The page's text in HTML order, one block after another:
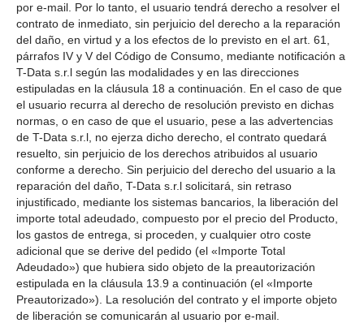
por e-mail. Por lo tanto, el usuario tendrá derecho a resolver el
contrato de inmediato, sin perjuicio del derecho a la reparación
del daño, en virtud y a los efectos de lo previsto en el art. 61,
párrafos IV y V del Código de Consumo, mediante notificación a
T-Data s.r.l según las modalidades y en las direcciones
estipuladas en la cláusula 18 a continuación. En el caso de que
el usuario recurra al derecho de resolución previsto en dichas
normas, o en caso de que el usuario, pese a las advertencias
de T-Data s.r.l, no ejerza dicho derecho, el contrato quedará
resuelto, sin perjuicio de los derechos atribuidos al usuario
conforme a derecho. Sin perjuicio del derecho del usuario a la
reparación del daño, T-Data s.r.l solicitará, sin retraso
injustificado, mediante los sistemas bancarios, la liberación del
importe total adeudado, compuesto por el precio del Producto,
los gastos de entrega, si proceden, y cualquier otro coste
adicional que se derive del pedido (el «Importe Total
Adeudado») que hubiera sido objeto de la preautorización
estipulada en la cláusula 13.9 a continuación (el «Importe
Preautorizado»). La resolución del contrato y el importe objeto
de liberación se comunicarán al usuario por e-mail.